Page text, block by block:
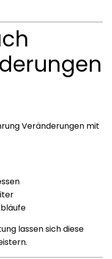
Veränderungen mit
lassen sich diese